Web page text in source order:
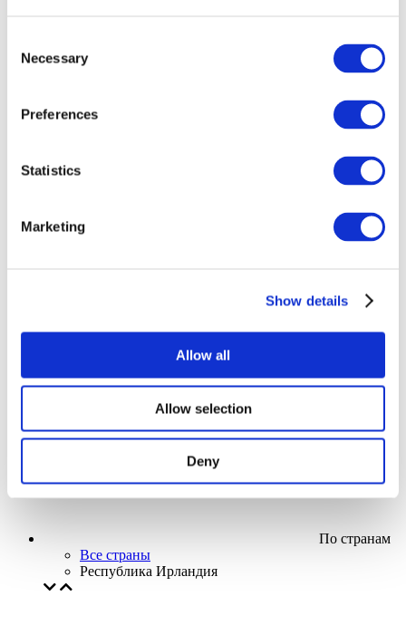
Selection
Necessary
Preferences
Statistics
Marketing
Show details
Allow all
Allow selection
Deny
Без поджанра
Применить
По странам
Все страны
Республика Ирландия